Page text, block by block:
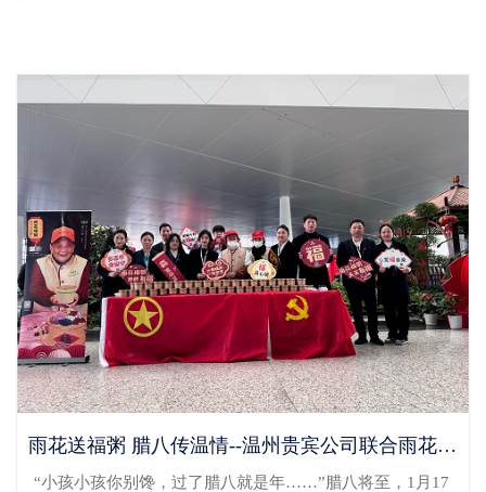
雨花送福粥 腊八传温情--温州贵宾公司联合雨花敬老慈善机构开展腊八派粥活动
“小孩小孩你别馋，过了腊八就是年……”腊八将至，1月17